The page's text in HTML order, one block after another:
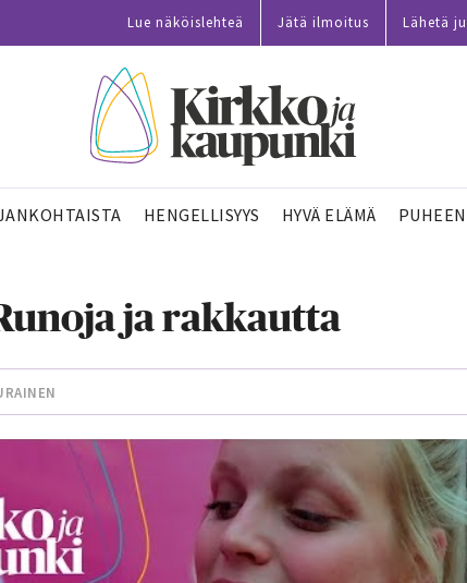
Lue näköislehteä Jätä ilmoitus Lähetä
HENGELLISYYS HYVÄ ELÄMÄ
ja rakkautta